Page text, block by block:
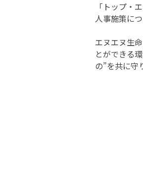
「トップ・
人事施策に
エヌエヌ生
とができる
の”を共に守